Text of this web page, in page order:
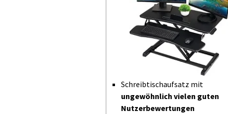
Schreibtischaufsatz mit
ungewöhnlich vielen guten
Nutzerbewertungen